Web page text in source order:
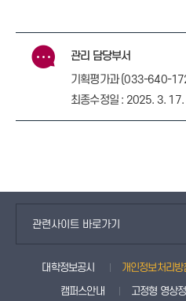
관리 담당부서
기획평가과 (033-640-
최종수정일 : 2025. 3. 17.
관련사이트 바로가기
대학정보공시 개인정보처리방
캠퍼스안내
고정형 영상